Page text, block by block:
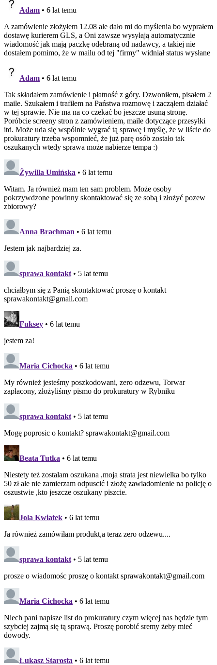
Adam • 6 lat temu
A zamówienie złożyłem 12.08 ale dało mi do myślenia bo wyprałem
dostawę kurierem GLS, a Oni zawsze wysyłają automatycznie
wiadomość jak mają paczkę odebraną od nadawcy, a takiej nie
dostałem pomimo, że w mailu od tej "firmy" widniał status wysłane
Adam • 6 lat temu
Tak składałem zamówienie i płatność z góry. Dzwoniłem, pisałem 2
maile. Szukałem i trafiłem na Państwa rozmowę i zacząłem działać
w tej sprawie. Nie ma na co czekać bo jeszcze usuną stronę.
Poróbcie screeny stron z zamówieniem, maile dotyczące przesyłki
itd. Może uda się wspólnie wygrać tą sprawę i myślę, że w liście do
prokuratury trzeba wspomnieć, że już parę osób zostało tak
oszukanych wtedy sprawa może nabierze tempa :)
Żywilla Umińska • 6 lat temu
Witam. Ja również mam ten sam problem. Może osoby
pokrzywdzone powinny skontaktować się ze sobą i złożyć pozew
zbiorowy?
Anna Brachman • 6 lat temu
Jestem jak najbardziej za.
sprawa kontakt • 5 lat temu
chciałbym się z Panią skontaktować proszę o kontakt
sprawakontakt@gmail.com
Fuksey • 6 lat temu
jestem za!
Maria Cichocka • 6 lat temu
My również jesteśmy poszkodowani, zero odzewu, Torwar
zapłacony, złożyliśmy pismo do prokuratury w Rybniku
sprawa kontakt • 5 lat temu
Mogę poprosic o kontakt? sprawakontakt@gmail.com
Beata Tutka • 6 lat temu
Niestety też zostalam oszukana ,moja strata jest niewielka bo tylko
50 zł ale nie zamierzam odpuscić i złożę zawiadomienie na policję o
oszustwie ,kto jeszcze oszukany piszcie.
Jola Kwiatek • 6 lat temu
Ja również zamówiłam produkt,a teraz zero odzewu....
sprawa kontakt • 5 lat temu
prosze o wiadomośc proszę o kontakt sprawakontakt@gmail.com
Maria Cichocka • 6 lat temu
Niech pani napisze list do prokuratury czym więcej nas będzie tym
szybciej zajmą się tą sprawą. Proszę porobić sremy żeby mieć
dowody.
Łukasz Starosta • 6 lat temu